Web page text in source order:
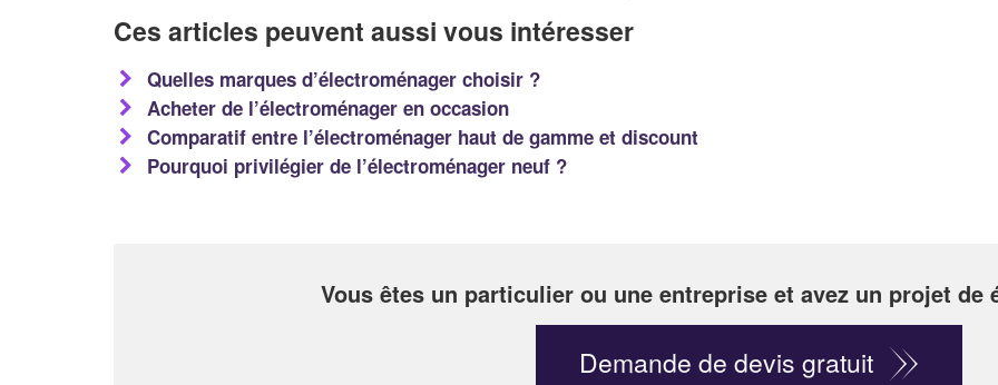
Ces articles peuvent aussi vous intéresser
Quelles marques d’électroménager choisir ?
Acheter de l’électroménager en occasion
Comparatif entre l’électroménager haut de gamme et discount
Pourquoi privilégier de l’électroménager neuf ?
Vous êtes un particulier ou une entreprise et avez un projet de
Demande de devis gratuit